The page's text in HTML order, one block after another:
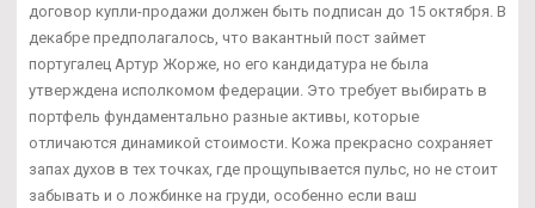
договор купли-продажи должен быть подписан до 15 октября. В
декабре предполагалось, что вакантный пост займет
португалец Артур Жорже, но его кандидатура не была
утверждена исполкомом федерации. Это требует выбирать в
портфель фундаментально разные активы, которые
отличаются динамикой стоимости. Кожа прекрасно сохраняет
запах духов в тех точках, где прощупывается пульс, но не стоит
забывать и о ложбинке на груди, особенно если ваш